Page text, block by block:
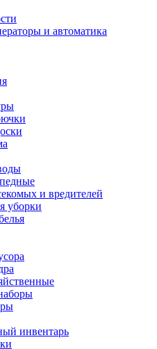
и автоматика
и вредителей
уборки
инвентарь